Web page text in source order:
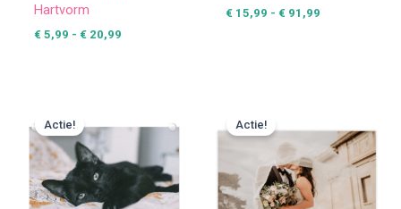
Hartvorm
€5,99 - €20,99
€15,99 - €91,99
Actie!
tot
€ 349,99
Actie!
tot
€ 18,99